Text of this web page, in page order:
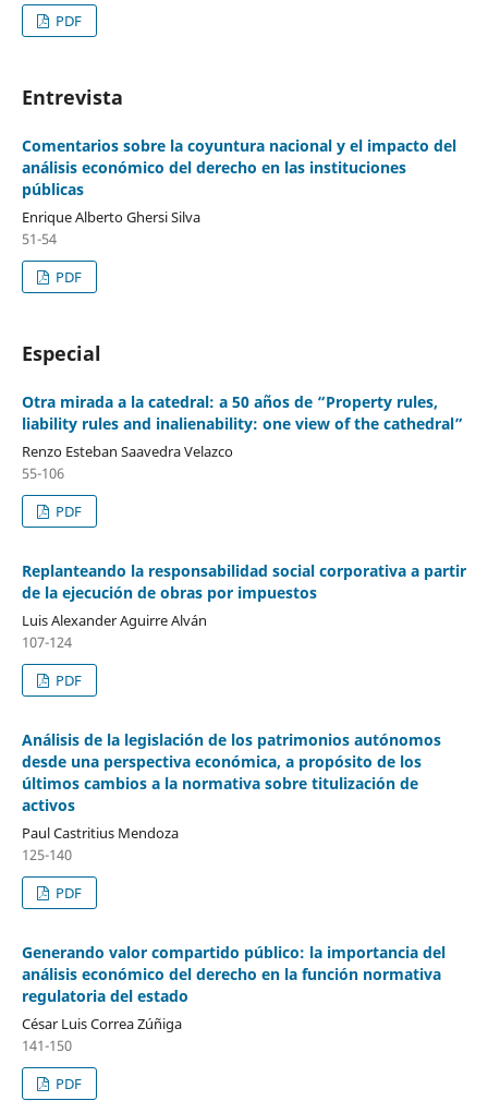
PDF
Entrevista
Comentarios sobre la coyuntura nacional y el impacto del
análisis económico del derecho en las instituciones
públicas
Enrique Alberto Ghersi Silva
51-54
PDF
Especial
Otra mirada a la catedral: a 50 años de “Property rules,
liability rules and inalienability: one view of the cathedral”
Renzo Esteban Saavedra Velazco
55-106
PDF
Replanteando la responsabilidad social corporativa a partir
de la ejecución de obras por impuestos
Luis Alexander Aguirre Alván
107-124
PDF
Análisis de la legislación de los patrimonios autónomos
desde una perspectiva económica, a propósito de los
últimos cambios a la normativa sobre titulización de
activos
Paul Castritius Mendoza
125-140
PDF
Generando valor compartido público: la importancia del
análisis económico del derecho en la función normativa
regulatoria del estado
César Luis Correa Zúñiga
141-150
PDF